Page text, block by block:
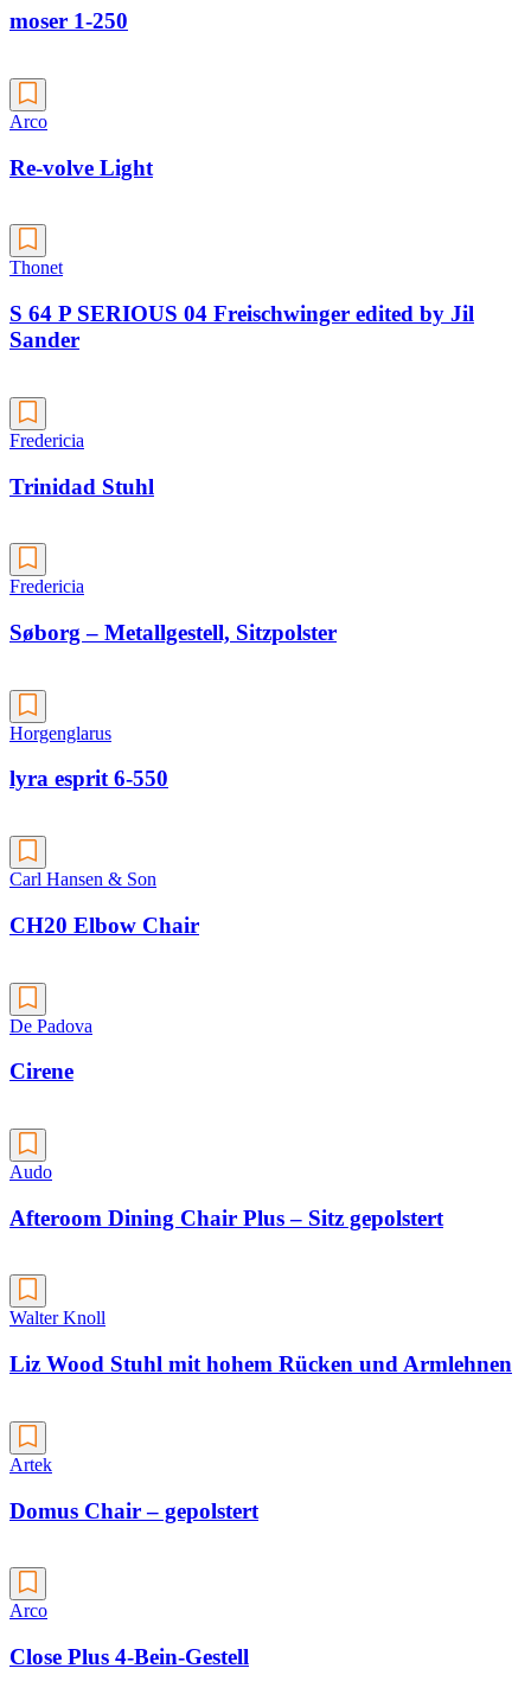
moser 1-250
Arco
Re-volve Light
Thonet
S 64 P SERIOUS 04 Freischwinger edited by Jil
Sander
Fredericia
Trinidad Stuhl
Fredericia
Søborg – Metallgestell, Sitzpolster
Horgenglarus
lyra esprit 6-550
Carl Hansen & Son
CH20 Elbow Chair
De Padova
Cirene
Audo
Afteroom Dining Chair Plus – Sitz gepolstert
Walter Knoll
Liz Wood Stuhl mit hohem Rücken und Armlehnen
Artek
Domus Chair – gepolstert
Arco
Close Plus 4-Bein-Gestell